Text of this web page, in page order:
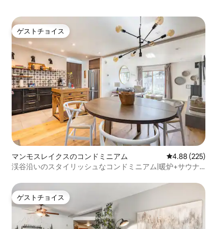
ゲストチョイス
ゲストチョイス
マンモスレイクスのコンドミニアム レビュー225
4.88 (225)
渓谷沿いのスタイリッシュなコンドミニアム|暖炉+サウナ
ゲストチョイス
ゲストチョイス